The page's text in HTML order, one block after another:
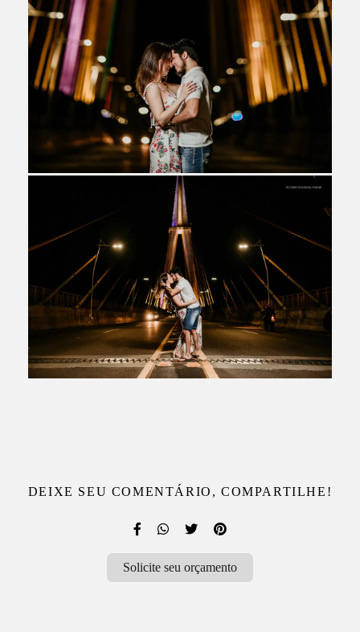
DEIXE SEU COMENTÁRIO, COMPARTILHE!
Solicite seu orçamento